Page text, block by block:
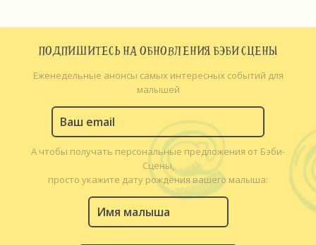
ПОДПИШИТЕСЬ НА ОБНОВЛЕНИЯ БЭБИ СЦЕНЫ
Еженедельные анонсы самых интересных событий для
малышей
А чтобы получать персональные предложения от Бэби-
Сцены,
просто укажите дату рождения вашего малыша: